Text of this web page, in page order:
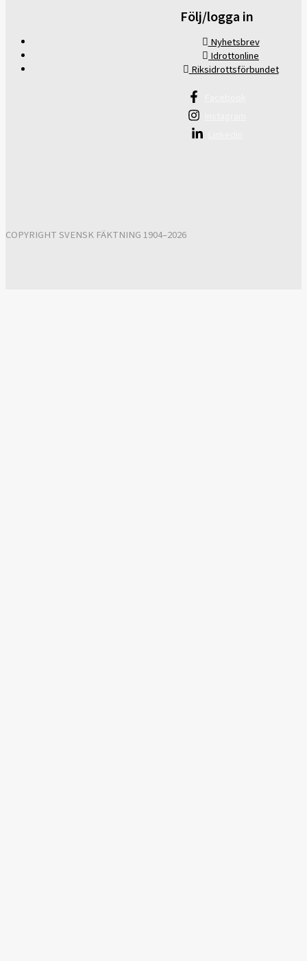
Följ/logga in
Nyhetsbrev
Idrottonline
Riksidrottsförbundet
COPYRIGHT SVENSK FÄKTNING 1904–2026